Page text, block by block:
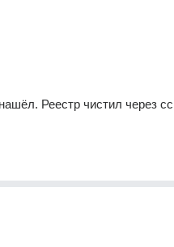
Реестр чистил через